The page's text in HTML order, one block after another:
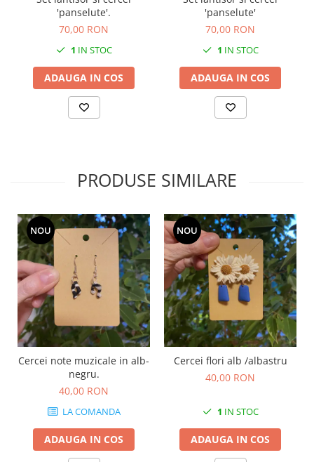
'panselute'.
70,00 RON
1 IN STOC
ADAUGA IN COS
'panselute'
70,00 RON
1 IN STOC
ADAUGA IN COS
PRODUSE SIMILARE
NOU
Cercei note muzicale in alb-
negru.
40,00 RON
LA COMANDA
ADAUGA IN COS
NOU
Cercei flori alb /albastru
40,00 RON
1 IN STOC
ADAUGA IN COS